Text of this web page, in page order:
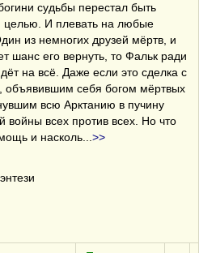
судьбы перестал быть
целью. И плевать на любые
из немногих друзей мёртв, и
шанс его вернуть, то Фальк ради
на всё. Даже если это сделка с
объявившим себя богом мёртвых
всю Арктанию в пучину
войны всех против всех. Но что
и насколь
>>